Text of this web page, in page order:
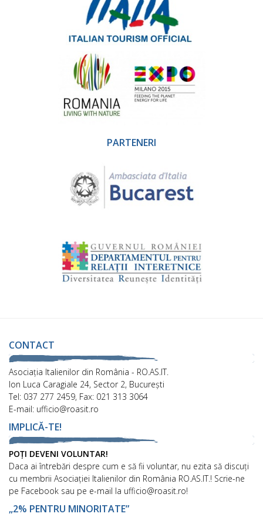
PARTENERI
CONTACT
Asociaţia Italienilor din România - RO.AS.IT.
Ion Luca Caragiale 24, Sector 2, București
Tel: 037 277 2459, Fax: 021 313 3064
E-mail: ufficio@roasit.ro
IMPLICĂ-TE!
POȚI DEVENI VOLUNTAR!
Daca ai întrebări despre cum e să fii voluntar, nu ezita să discuți
cu membrii Asociației Italienilor din România RO.AS.IT.! Scrie-ne
pe Facebook sau pe e-mail la ufficio@roasit.ro!
„2% PENTRU MINORITATE”